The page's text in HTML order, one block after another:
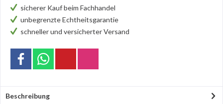
sicherer Kauf beim Fachhandel
unbegrenzte Echtheitsgarantie
schneller und versicherter Versand
Beschreibung